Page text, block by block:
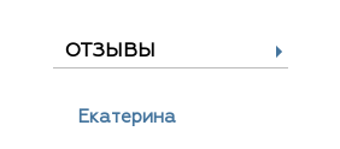
ОТЗЫВЫ
Екатерина